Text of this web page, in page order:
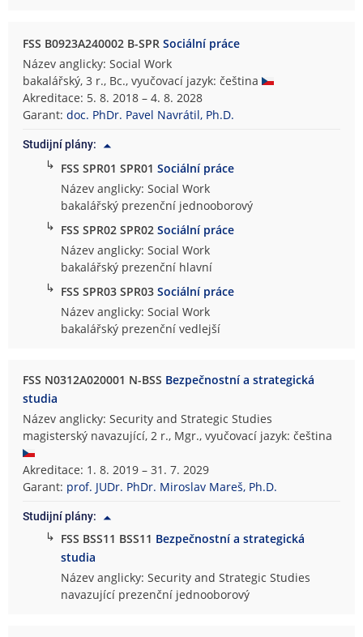
FSS B0923A240002 B-SPRSociální práce
Název anglicky: Social Work
bakalářský, 3 r., Bc., vyučovací jazyk: čeština
Akreditace: 5. 8. 2018 – 4. 8. 2028
Garant:doc. PhDr. Pavel Navrátil, Ph.D.
Studijní plány:
↳ FSS SPR01 SPR01Sociální práce
Název anglicky: Social Work
bakalářský prezenční jednooborový
↳ FSS SPR02 SPR02Sociální práce
Název anglicky: Social Work
bakalářský prezenční hlavní
↳ FSS SPR03 SPR03Sociální práce
Název anglicky: Social Work
bakalářský prezenční vedlejší
FSS N0312A020001 N-BSS Bezpečnostní a strategická
studia
Název anglicky: Security and Strategic Studies
magisterský navazující, 2 r., Mgr., vyučovací jazyk: čeština
Akreditace: 1. 8. 2019 – 31. 7. 2029
Garant: prof. JUDr. PhDr. Miroslav Mareš, Ph.D.
Studijní plány:
↳ FSS BSS11 BSS11 Bezpečnostní a strategická
studia
Název anglicky: Security and Strategic Studies
navazující prezenční jednooborový